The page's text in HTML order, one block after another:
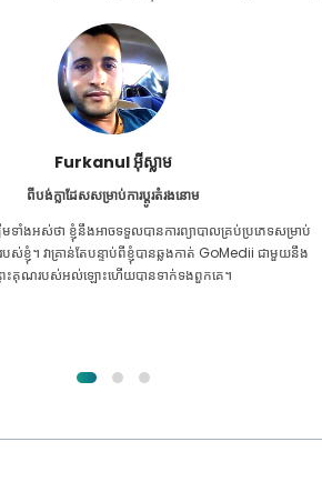
Furkanul អ៊ីស្លាម
ពីបង់ក្លាដែសសម្រាប់ការប្តូរតំរងនោម
ម​ទាំង​អស់​ថា ខ្ញុំ​នឹង​អាច​ទទួល​បាន​ការ​ព្យាបាល​គ្រប់​ប្រភេទ​សម្រាប់​
ស់​ខ្ញុំ។ វាគ្រាន់តែបន្ទាប់ពីខ្ញុំបានឆ្លងកាត់ GoMedii ជាមួយនឹង
រះគុណរបស់អល់ឡោះហើយបានទាក់ទងពួកគេ។